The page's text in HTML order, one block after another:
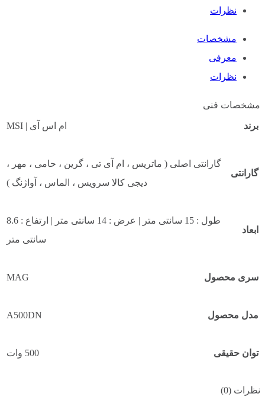
نظرات
مشخصات
معرفی
نظرات
مشخصات فنی
برند ام اس آی | MSI
گارانتی
گارانتی اصلی ( ماتریس ، ام آی تی ، گرین ، حامی ، مهر ،
دیجی کالا سرویس ، الماس ، آواژنگ )
ابعاد
طول : 15 سانتی متر | عرض : 14 سانتی متر | ارتفاع : 8.6
سانتی متر
سری محصول MAG
مدل محصول A500DN
توان حقیقی 500 وات
گواهینامه 80Plus
نظرات (0)